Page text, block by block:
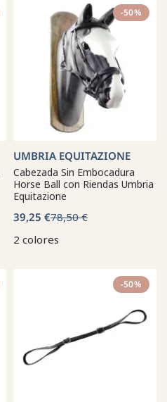
-50%
UMBRIA EQUITAZIONE
Cabezada Sin Embocadura
Horse Ball con Riendas Umbria
Equitazione
39,25 €78,50 €
2 colores
-50%